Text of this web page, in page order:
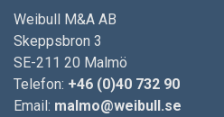
Weibull M&A AB
Skeppsbron 3
SE-211 20 Malmö
Telefon: +46 (0)40 732 90
Email: malmo@weibull.se